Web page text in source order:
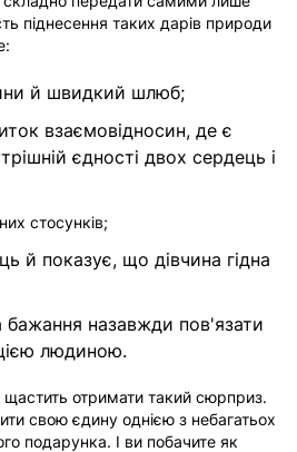
піднесення таких дарів природи
й швидкий шлюб;
взаємовідносин, де є
єдності двох сердець і
стосунків;
й показує, що дівчина гідна
бажання назавжди пов'язати
людиною.
отримати такий сюрприз.
свою єдину однією з небагатьох
подарунка. І ви побачите як